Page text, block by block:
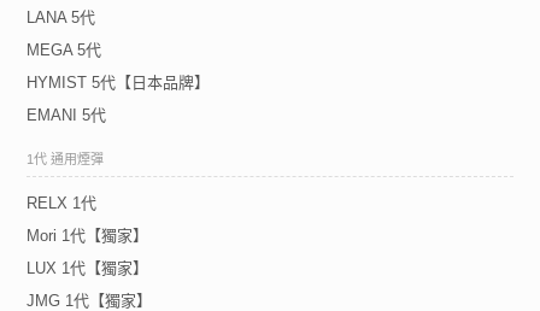
LANA 5代
MEGA 5代
HYMIST 5代【日本品牌】
EMANI 5代
1代 通用煙彈
RELX 1代
Mori 1代【獨家】
LUX 1代【獨家】
JMG 1代【獨家】